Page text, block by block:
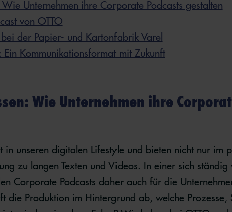
Unternehmen ihre Corporate Podcasts gestalten
von OTTO
der Papier- und Kartonfabrik Varel
Ein Kommunikationsformat mit Zukunft
Wie Unternehmen ihre
in unseren digitalen Lifestyle und bieten nicht nur im
zu langen Texten und Videos. In einer sich ständig
Corporate Podcasts daher auch für die
die Produktion im Hintergrund ab, welche Prozesse,